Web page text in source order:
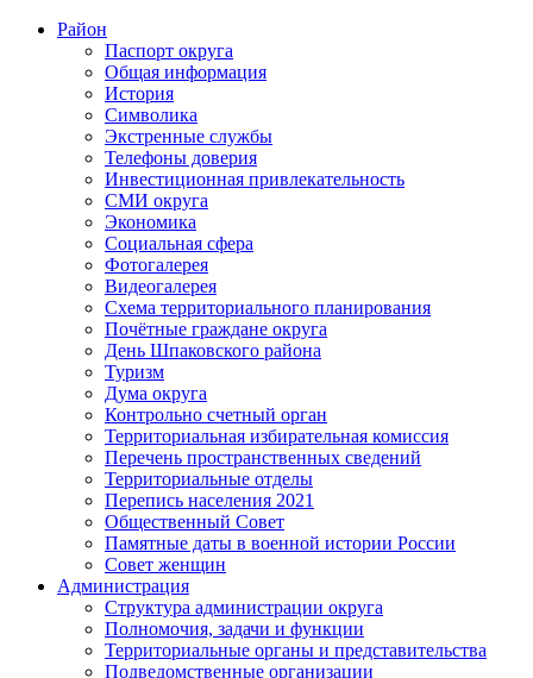
Район
Паспорт округа
Общая информация
История
Символика
Экстренные службы
Телефоны доверия
Инвестиционная привлекательность
СМИ округа
Экономика
Социальная сфера
Фотогалерея
Видеогалерея
Схема территориального планирования
Почётные граждане округа
День Шпаковского района
Туризм
Дума округа
Контрольно счетный орган
Территориальная избирательная комиссия
Перечень пространственных сведений
Территориальные отделы
Перепись населения 2021
Общественный Совет
Памятные даты в военной истории России
Совет женщин
Администрация
Структура администрации округа
Полномочия, задачи и функции
Территориальные органы и представительства
Подведомственные организации